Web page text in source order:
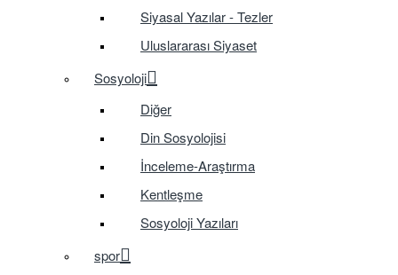
Siyasal Yazılar - Tezler
Uluslararası Siyaset
Sosyoloji
Diğer
Din Sosyolojisi
İnceleme-Araştırma
Kentleşme
Sosyoloji Yazıları
spor